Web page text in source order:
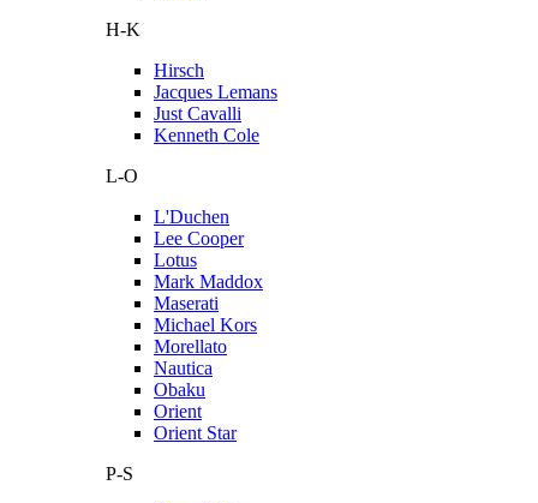
H-K
Hirsch
Jacques Lemans
Just Cavalli
Kenneth Cole
L-O
L'Duchen
Lee Cooper
Lotus
Mark Maddox
Maserati
Michael Kors
Morellato
Nautica
Obaku
Orient
Orient Star
P-S